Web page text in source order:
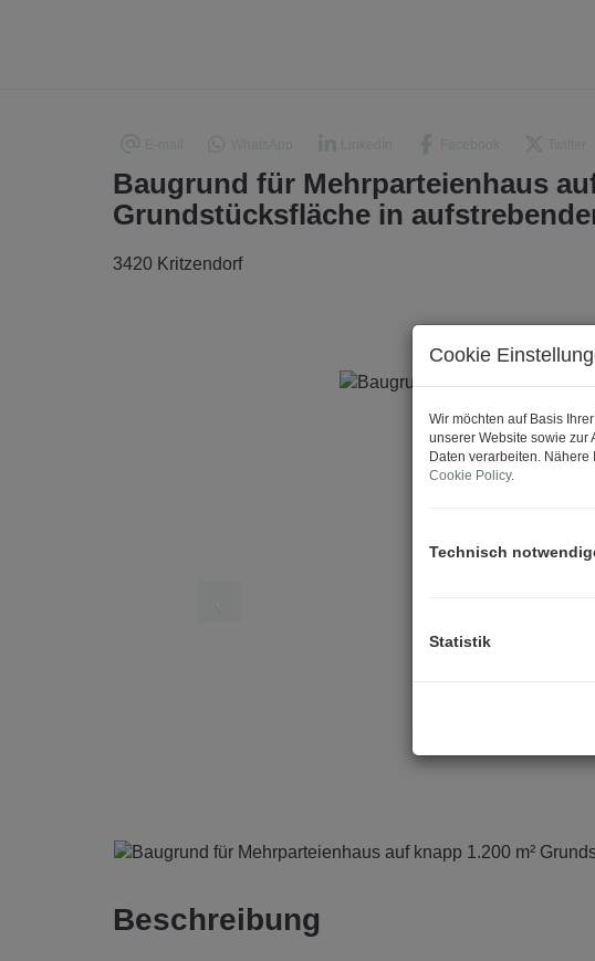
Baugrund für Mehrparteienhaus
Grundstücksfläche in
3420 Kritzendorf
Beschreibung
Cookie
Wir möchten auf Basis
unserer Website sowie zur
Daten verarbeiten.
Cookie Policy.
Technisch
Statistik